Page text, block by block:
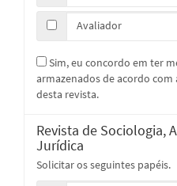
Avaliador
armazenados de acordo com
desta revista.
Revista de Sociologia,
Jurídica
Solicitar os seguintes papéis.